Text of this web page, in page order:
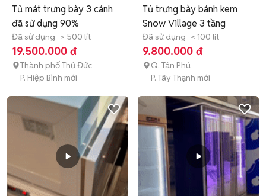
Tủ mát trưng bày 3 cánh
đã sử dụng 90%
Đã sử dụng > 500 lít
19.500.000 đ
Thành phố Thủ Đức
P. Hiệp Bình mới
Tủ trưng bày bánh kem
Snow Village 3 tầng
Đã sử dụng < 100 lít
9.800.000 đ
Q. Tân Phú
P. Tây Thạnh mới